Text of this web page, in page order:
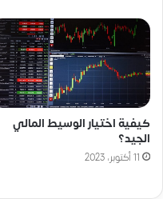
كيفية اختيار الوسيط المالي
الجيد؟
11 أكتوبر، 2023